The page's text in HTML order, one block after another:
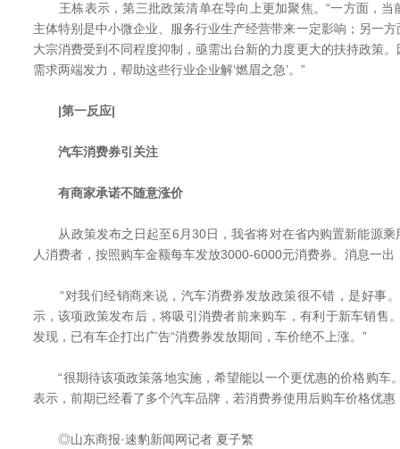
王栋表示，第三批政策清单在导向上更加聚焦。“一方面，当
主体特别是中小微企业、服务行业生产经营带来一定影响；另一
大宗消费受到不同程度抑制，亟需出台新的力度更大的扶持政策
需求两端发力，帮助这些行业企业解‘燃眉之急’。”
|第一反应|
汽车消费券引关注
有商家承诺不随意涨价
从政策发布之日起至6月30日，我省将对在省内购置新能源乘
人消费者，按照购车金额每车发放3000-6000元消费券。消息一出
“对我们经销商来说，汽车消费券发放政策很不错，是好事。
示，该项政策发布后，将吸引消费者前来购车，有利于新车销售
发现，已有车企打出广告“消费券发放期间，车价绝不上涨。”
“很期待该项政策落地实施，希望能以一个更优惠的价格购车
表示，前期已经看了多个汽车品牌，若消费券使用后购车价格优
◎山东商报·速豹新闻网记者 夏子繁